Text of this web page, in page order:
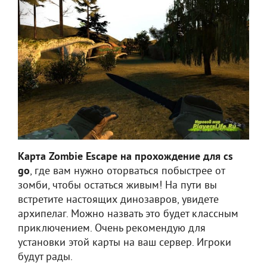
Карта Zombie Escape на прохождение для cs
go, где вам нужно оторваться побыстрее от
зомби, чтобы остаться живым! На пути вы
встретите настоящих динозавров, увидете
архипелаг. Можно назвать это будет классным
приключением. Очень рекомендую для
установки этой карты на ваш сервер. Игроки
будут рады.